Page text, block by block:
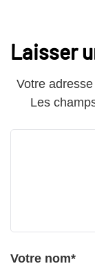
Laisser
Votre
Les
Votre nom*